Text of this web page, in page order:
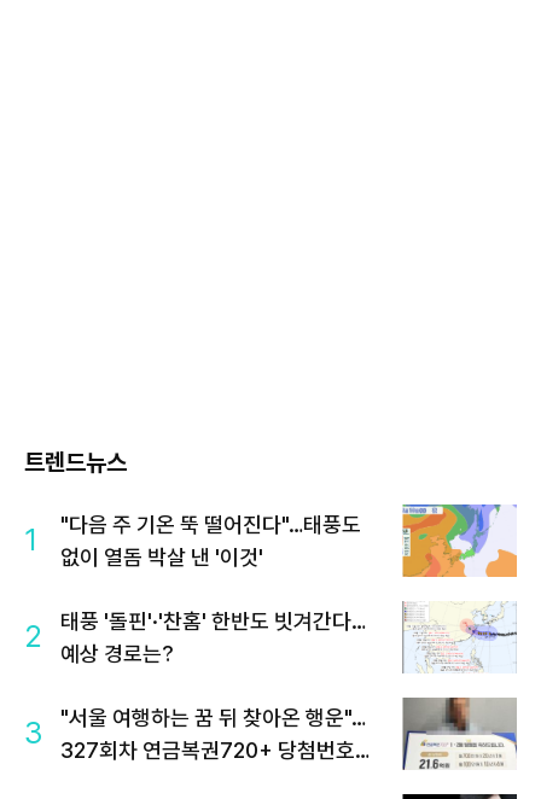
트렌드뉴스
1
"다음 주 기온 뚝 떨어진다"…태풍도
없이 열돔 박살 낸 '이것'
2
태풍 '돌핀'·'찬홈' 한반도 빗겨간다…
예상 경로는?
3
"서울 여행하는 꿈 뒤 찾아온 행운"…
327회차 연금복권720+ 당첨번호조